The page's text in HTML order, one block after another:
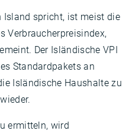
Island spricht, ist meist die
Verbraucherpreisindex,
Der Isländische VPI
Standardpakets an
Isländische Haushalte zu
ermitteln, wird